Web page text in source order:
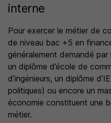
interne
Pour exercer le métier de
de niveau bac +5 en
généralement demandé par
un diplôme d’école de
d’ingénieurs, un diplôme
politiques) ou encore un
économie constituent une
métier.